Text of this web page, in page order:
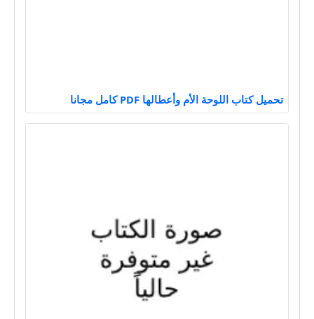
تحميل كتاب اللوحة الأم وأعطالها PDF كامل مجانا